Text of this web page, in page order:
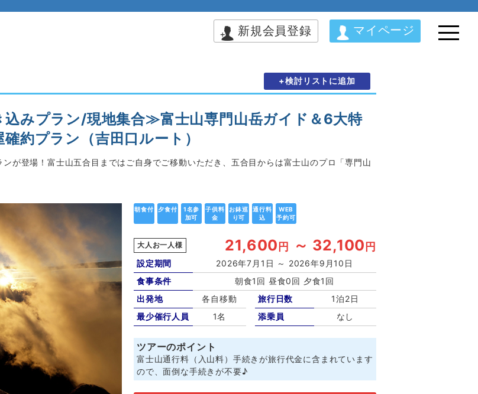
新規会員登録 マイページ
+検討リストに追加
みプラン/現地集合≫富士山専門山岳ガイド＆6大特
約プラン（吉田口ルート）
が登場！富士山五合目まではご自身でご移動いただき、五合目からは富士山のプロ「専門山
朝食付 夕食付
1名参
加可
子供料
金
お鉢巡
り可
通行料
込
WEB
予約可
大人お一人様 21,600 円 ～ 32,100 円
設定期間
2026年7月1日 ～ 2026年9月10日
食事条件
朝食1回 昼食0回 夕食1回
出発地
各自移動
最少催行人員
1名
旅行日数
1泊2日
添乗員
なし
ツアーのポイント
富士山通行料（入山料）手続きが旅行代金に含まれています
ので、面倒な手続きが不要♪